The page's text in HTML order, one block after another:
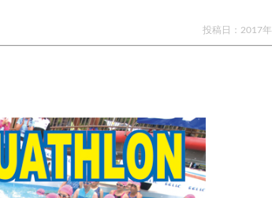
投稿日： 2017